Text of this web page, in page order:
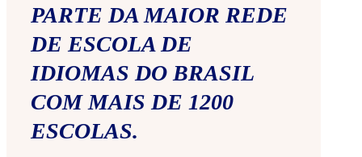
PARTE DA MAIOR REDE
DE ESCOLA DE
IDIOMAS DO BRASIL
COM MAIS DE 1200
ESCOLAS.